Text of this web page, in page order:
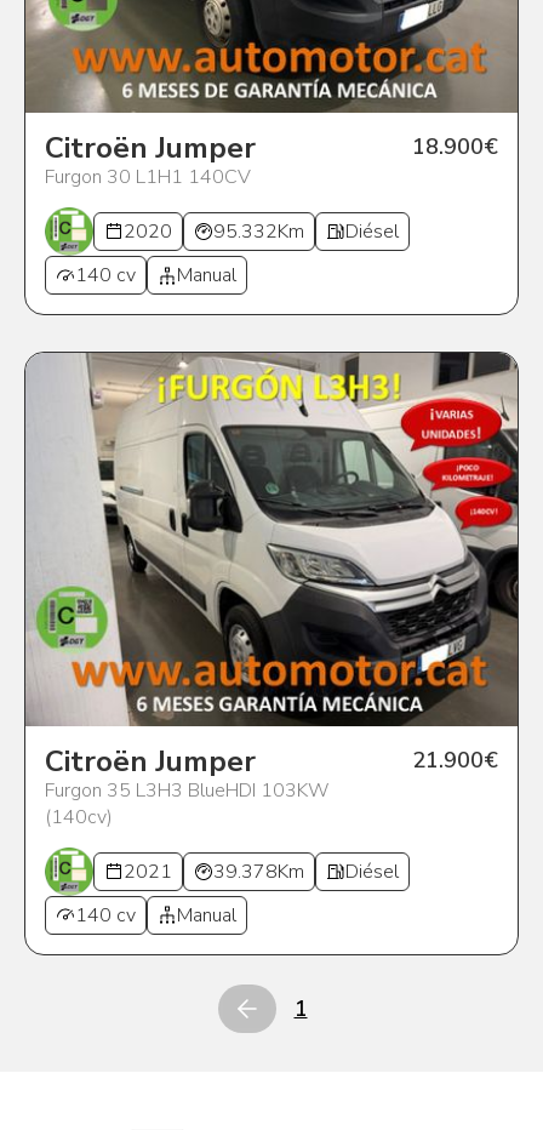
Citroën Jumper
Furgon 30 L1H1 140CV
18.900€
2020 95.332Km
Diésel
140 cv
Manual
Citroën Jumper
Furgon 35 L3H3 BlueHDI 103KW
(140cv)
21.900€
2021 39.378Km
Diésel
140 cv
Manual
1